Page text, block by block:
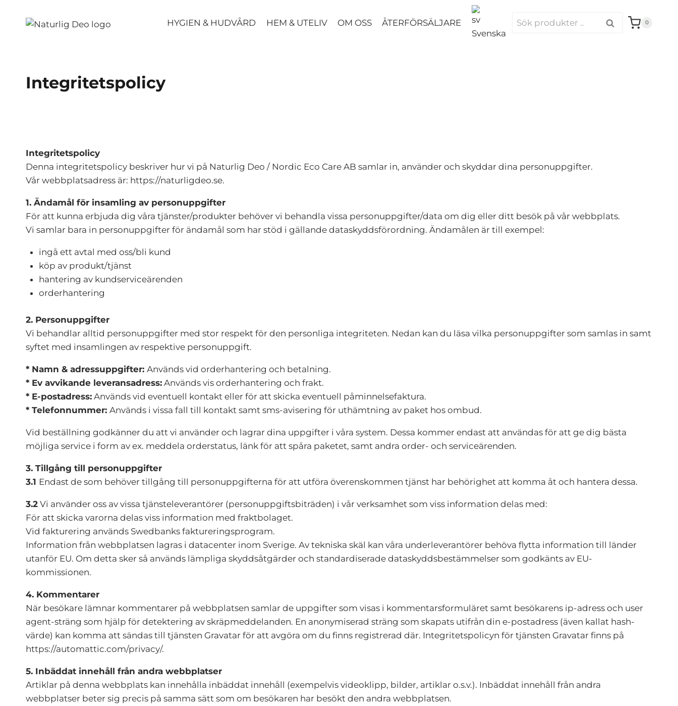
HYGIEN & HUDVÅRD HEM & UTELIV OM OSS
ÅTERFÖRSÄLJARE
Svenska
Sök
Sök 0
Integritetspolicy
Integritetspolicy
Denna integritetspolicy beskriver hur vi på Naturlig Deo / Nordic Eco Care AB samlar in, använder och skyddar dina personuppgifter.
Vår webbplatsadress är: https://naturligdeo.se.
1. Ändamål för insamling av personuppgifter
För att kunna erbjuda dig våra tjänster/produkter behöver vi behandla vissa personuppgifter/data om dig eller ditt besök på vår webbplats.
Vi samlar bara in personuppgifter för ändamål som har stöd i gällande dataskyddsförordning. Ändamålen är till exempel:
ingå ett avtal med oss/bli kund
köp av produkt/tjänst
hantering av kundserviceärenden
orderhantering
2. Personuppgifter
Vi behandlar alltid personuppgifter med stor respekt för den personliga integriteten. Nedan kan du läsa vilka personuppgifter som samlas in samt
syftet med insamlingen av respektive personuppgift.
* Namn & adressuppgifter: Används vid orderhantering och betalning.
* Ev avvikande leveransadress: Används vis orderhantering och frakt.
* E-postadress: Används vid eventuell kontakt eller för att skicka eventuell påminnelsefaktura.
* Telefonnummer: Används i vissa fall till kontakt samt sms-avisering för uthämtning av paket hos ombud.
Vid beställning godkänner du att vi använder och lagrar dina uppgifter i våra system. Dessa kommer endast att användas för att ge dig bästa
möjliga service i form av ex. meddela orderstatus, länk för att spåra paketet, samt andra order- och serviceärenden.
3. Tillgång till personuppgifter
3.1 Endast de som behöver tillgång till personuppgifterna för att utföra överenskommen tjänst har behörighet att komma åt och hantera dessa.
3.2 Vi använder oss av vissa tjänsteleverantörer (personuppgiftsbiträden) i vår verksamhet som viss information delas med:
För att skicka varorna delas viss information med fraktbolaget.
Vid fakturering används Swedbanks faktureringsprogram.
Information från webbplatsen lagras i datacenter inom Sverige. Av tekniska skäl kan våra underleverantörer behöva flytta information till länder
utanför EU. Om detta sker så används lämpliga skyddsåtgärder och standardiserade dataskyddsbestämmelser som godkänts av EU-
kommissionen.
4. Kommentarer
När besökare lämnar kommentarer på webbplatsen samlar de uppgifter som visas i kommentarsformuläret samt besökarens ip-adress och user
agent-sträng som hjälp för detektering av skräpmeddelanden. En anonymiserad sträng som skapats utifrån din e-postadress (även kallat hash-
värde) kan komma att sändas till tjänsten Gravatar för att avgöra om du finns registrerad där. Integritetspolicyn för tjänsten Gravatar finns på
https://automattic.com/privacy/.
5. Inbäddat innehåll från andra webbplatser
Artiklar på denna webbplats kan innehålla inbäddat innehåll (exempelvis videoklipp, bilder, artiklar o.s.v.). Inbäddat innehåll från andra
webbplatser beter sig precis på samma sätt som om besökaren har besökt den andra webbplatsen.